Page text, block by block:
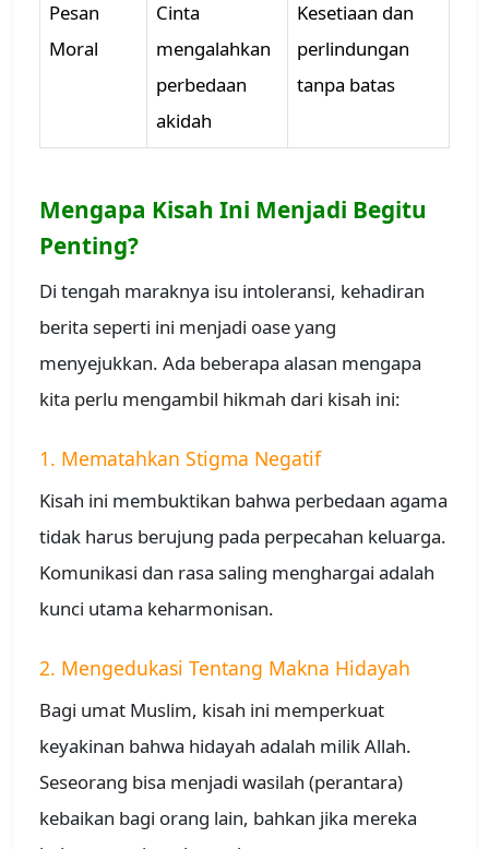
Pesan
Moral
Cinta
mengalahkan
perbedaan
akidah
Kesetiaan dan
perlindungan
tanpa batas
Mengapa Kisah Ini Menjadi Begitu
Penting?
Di tengah maraknya isu intoleransi, kehadiran
berita seperti ini menjadi oase yang
menyejukkan. Ada beberapa alasan mengapa
kita perlu mengambil hikmah dari kisah ini:
1. Mematahkan Stigma Negatif
Kisah ini membuktikan bahwa perbedaan agama
tidak harus berujung pada perpecahan keluarga.
Komunikasi dan rasa saling menghargai adalah
kunci utama keharmonisan.
2. Mengedukasi Tentang Makna Hidayah
Bagi umat Muslim, kisah ini memperkuat
keyakinan bahwa hidayah adalah milik Allah.
Seseorang bisa menjadi wasilah (perantara)
kebaikan bagi orang lain, bahkan jika mereka